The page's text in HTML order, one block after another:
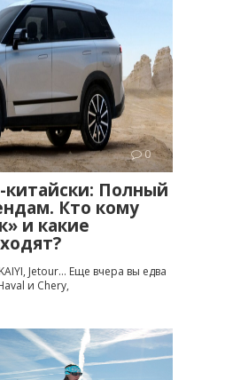
0
Полный
Кто кому
и какие
Jetour… Еще вчера вы едва
и Chery,